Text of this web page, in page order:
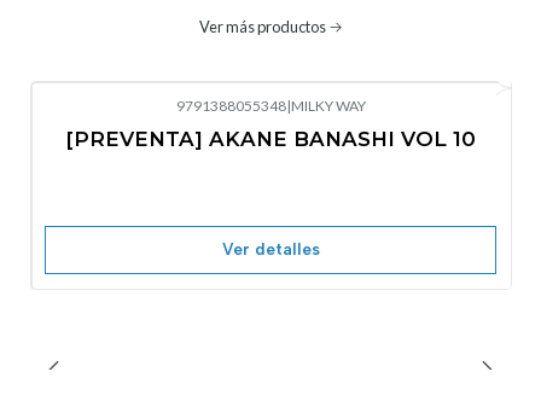
Ver más productos
No disponible
9791388055348|MILKY WAY
[PREVENTA] AKANE BANASHI VOL 10
Ver detalles